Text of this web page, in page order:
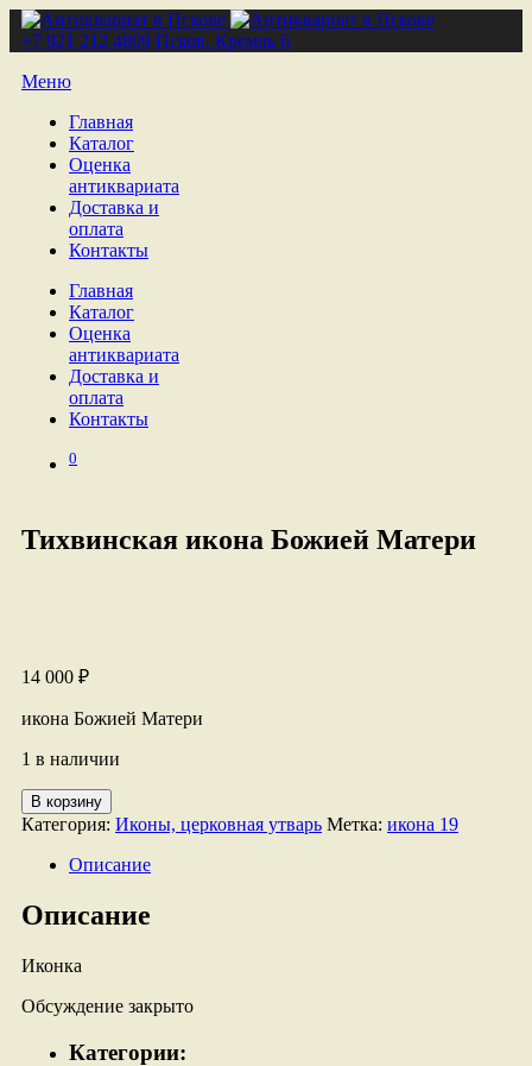
+7 921 212 4809 Псков, Кремль 6
Меню
Главная
Каталог
Оценка
антиквариата
Доставка и
оплата
Контакты
Главная
Каталог
Оценка
антиквариата
Доставка и
оплата
Контакты
0
Тихвинская икона Божией Матери
14 000 ₽
икона Божией Матери
1 в наличии
Количество
товара
Тихвинская
икона
Матери
В корзину
Категория: Иконы, церковная утварь Метка: икона 19
Описание
Описание
Иконка
Обсуждение закрыто
Категории: